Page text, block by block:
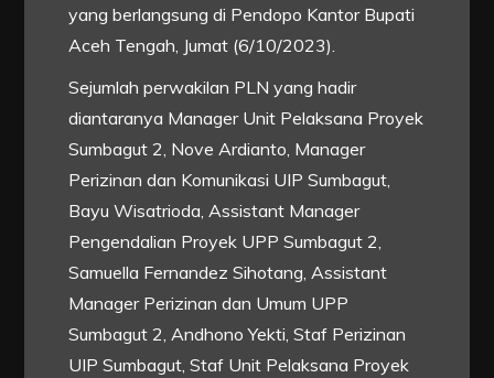
yang berlangsung di Pendopo Kantor Bupati
Aceh Tengah, Jumat (6/10/2023).
Sejumlah perwakilan PLN yang hadir
diantaranya Manager Unit Pelaksana Proyek
Sumbagut 2, Nove Ardianto, Manager
Perizinan dan Komunikasi UIP Sumbagut,
Bayu Wisatrioda, Assistant Manager
Pengendalian Proyek UPP Sumbagut 2,
Samuella Fernandez Sihotang, Assistant
Manager Perizinan dan Umum UPP
Sumbagut 2, Andhono Yekti, Staf Perizinan
UIP Sumbagut, Staf Unit Pelaksana Proyek